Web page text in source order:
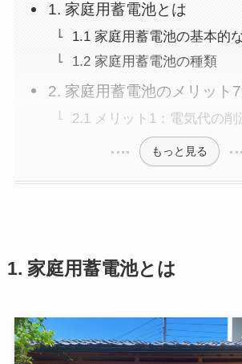
1. 家庭用蓄電池とは
1.1 家庭用蓄電池の基本的
1.2 家庭用蓄電池の種類
2. 家庭用蓄電池のメリット
2.1 メリット1：電気代の削
もっと見る
1. 家庭用蓄電池とは